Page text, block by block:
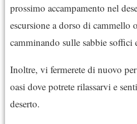
prossimo accampamento nel
escursione a dorso di cammello
camminando sulle sabbie soffici
Inoltre, vi fermerete di nuovo
oasi dove potrete rilassarvi e
deserto.